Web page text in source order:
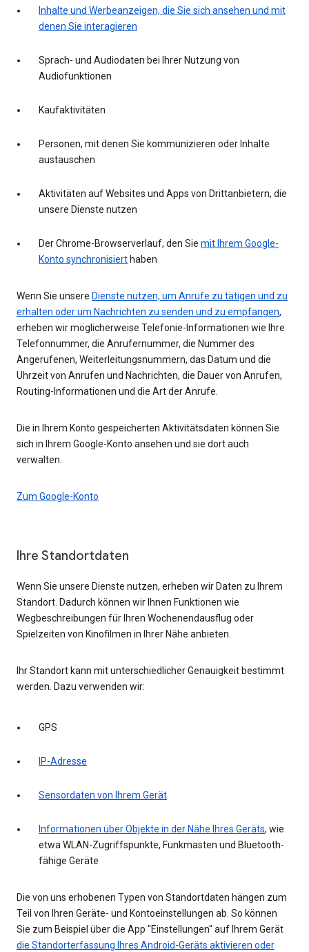
Inhalte und Werbeanzeigen, die Sie sich ansehen und mit
denen Sie interagieren
Sprach- und Audiodaten bei Ihrer Nutzung von
Audiofunktionen
Kaufaktivitäten
Personen, mit denen Sie kommunizieren oder Inhalte
austauschen
Aktivitäten auf Websites und Apps von Drittanbietern, die
unsere Dienste nutzen
Der Chrome-Browserverlauf, den Sie mit Ihrem Google-
Konto synchronisiert haben
Wenn Sie unsere Dienste nutzen, um Anrufe zu tätigen und zu
erhalten oder um Nachrichten zu senden und zu empfangen,
erheben wir möglicherweise Telefonie-Informationen wie Ihre
Telefonnummer, die Anrufernummer, die Nummer des
Angerufenen, Weiterleitungsnummern, das Datum und die
Uhrzeit von Anrufen und Nachrichten, die Dauer von Anrufen,
Routing-Informationen und die Art der Anrufe.
Die in Ihrem Konto gespeicherten Aktivitätsdaten können Sie
sich in Ihrem Google-Konto ansehen und sie dort auch
verwalten.
Zum Google-Konto
Ihre Standortdaten
Wenn Sie unsere Dienste nutzen, erheben wir Daten zu Ihrem
Standort. Dadurch können wir Ihnen Funktionen wie
Wegbeschreibungen für Ihren Wochenendausflug oder
Spielzeiten von Kinofilmen in Ihrer Nähe anbieten.
Ihr Standort kann mit unterschiedlicher Genauigkeit bestimmt
werden. Dazu verwenden wir:
GPS
IP-Adresse
Sensordaten von Ihrem Gerät
Informationen über Objekte in der Nähe Ihres Geräts, wie
etwa WLAN-Zugriffspunkte, Funkmasten und Bluetooth-
fähige Geräte
Die von uns erhobenen Typen von Standortdaten hängen zum
Teil von Ihren Geräte- und Kontoeinstellungen ab. So können
Sie zum Beispiel über die App "Einstellungen" auf Ihrem Gerät
die Standorterfassung Ihres Android-Geräts aktivieren oder